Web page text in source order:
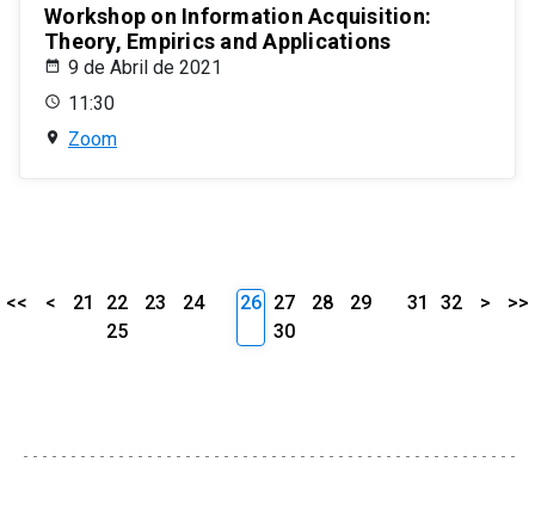
Workshop on Information Acquisition:
Theory, Empirics and Applications
9 de Abril de 2021
11:30
Zoom
<< < 21 22 23
24
25
26 27 28
29
30
31 32 > >>